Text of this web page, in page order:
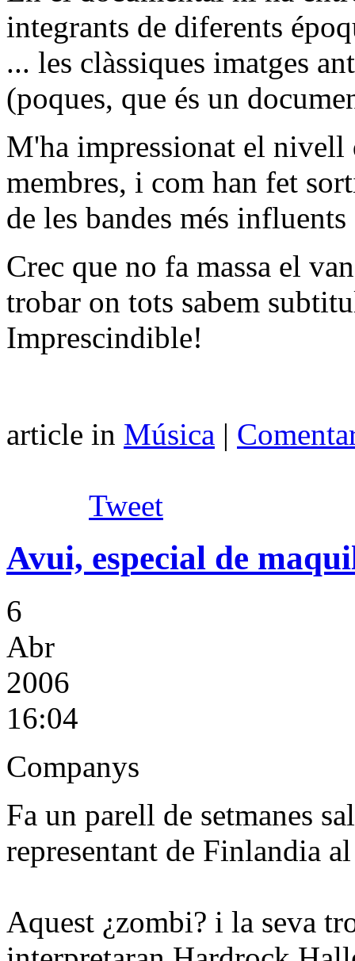
integrants de diferents
... les clàssiques imatges
(poques, que és un
M'ha impressionat el nivell
membres, i com han fet
de les bandes més
Crec que no fa massa el
trobar on tots sabem
Imprescindible!
article in Música |
Tweet
Avui, especial de
6
Abr
2006
16:04
Companys
Fa un parell de setmanes
representant de Finlandia
Aquest ¿zombi? i la seva